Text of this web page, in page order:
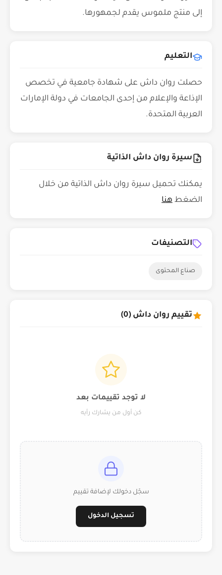
إلى منتج ملموس يقدم لجمهورها.
التعليم
حصلت روان داش على شهادة جامعية في تخصص
الإذاعة والإعلام من إحدى الجامعات في دولة الإمارات
العربية المتحدة.
سيرة روان داش الذاتية
يمكنك تحميل سيرة روان داش الذاتية من خلال
الضغط هنا
التصنيفات
صناع المحتوى
تقييم روان داش (0)
لا توجد تقييمات بعد
كن أول من يشارك رأيه
سجّل دخولك لإضافة تقييم
تسجيل الدخول